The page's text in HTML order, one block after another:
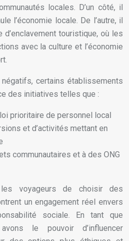
locales. D’un côté, il
l’économie locale. De l’autre, il
touristique, où les
avec la culture et l’économie
certains établissements
des initiatives telles que :
prioritaire de personnel local
et d’activités mettant en
communautaires et à des ONG
voyageurs de choisir des
un engagement réel envers
sociale. En tant que
le pouvoir d’influencer